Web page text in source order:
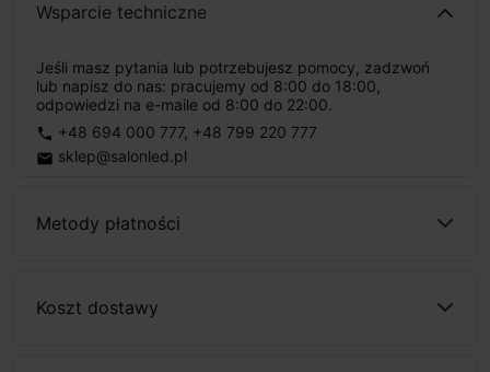
Wsparcie techniczne
Jeśli masz pytania lub potrzebujesz pomocy, zadzwoń
lub napisz do nas: pracujemy od 8:00 do 18:00,
odpowiedzi na e-maile od 8:00 do 22:00.
phone +48 694 000 777, +48 799 220 777
email sklep@salonled.pl
Metody płatności
Koszt dostawy